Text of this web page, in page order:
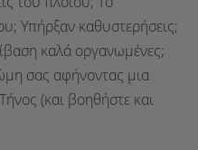
Υπήρξαν καθυστερήσεις;
καλά οργανωμένες;
σας αφήνοντας μια
(και βοηθήστε και